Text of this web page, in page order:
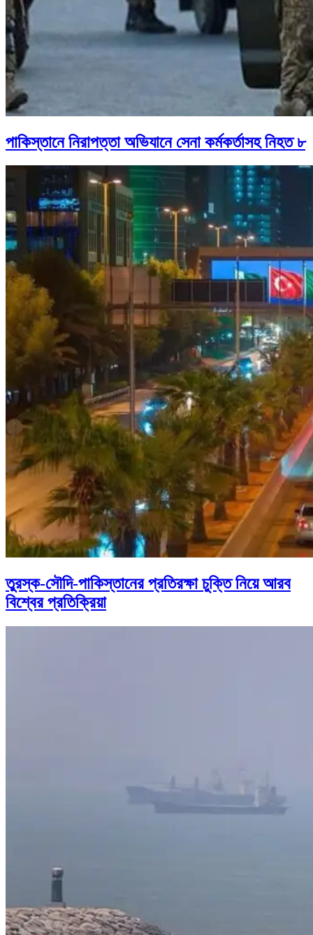
পাকিস্তানে নিরাপত্তা অভিযানে সেনা কর্মকর্তাসহ নিহত ৮
তুরস্ক-সৌদি-পাকিস্তানের প্রতিরক্ষা চুক্তি নিয়ে আরব
বিশ্বের প্রতিক্রিয়া